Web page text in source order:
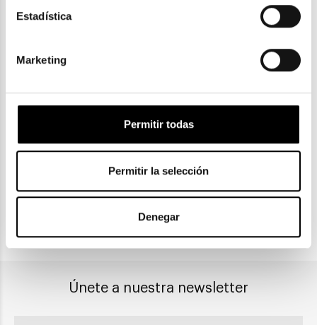
Estadística
Marketing
Permitir todas
Permitir la selección
Denegar
CLICK & COLLECT
PAGO SEGURO
Únete a nuestra newsletter